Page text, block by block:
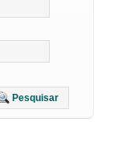
Pesquisar